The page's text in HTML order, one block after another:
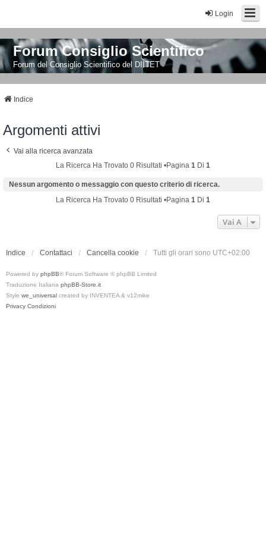
Login
Forum Consiglio Scientifico
Forum del Consiglio Scientifico del DIITET
Indice
Argomenti attivi
Vai alla ricerca avanzata
La Ricerca Ha Trovato 0 Risultati •Pagina 1 Di 1
Nessun argomento o messaggio con questo criterio di ricerca.
La Ricerca Ha Trovato 0 Risultati •Pagina 1 Di 1
Vai A
Indice Contattaci Cancella cookie Tutti gli orari sono UTC+02:00
Powered by phpBB® Forum Software © phpBB Limited
Traduzione Italiana phpBB-Store.it
Style we_universal created by INVENTEA & v12mike
Privacy Condizioni